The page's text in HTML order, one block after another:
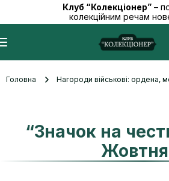
Клуб “Колекціонер” –
колекційним речам
Головна Нагороди військові: ордена,
“Значок на
Жовтня